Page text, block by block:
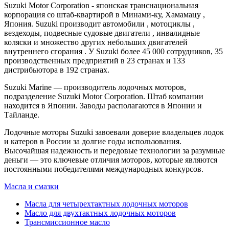
Suzuki Motor Corporation - японская транснациональная
корпорация со штаб-квартирой в Минами-ку, Хамамацу ,
Япония. Suzuki производит автомобили , мотоциклы ,
вездеходы, подвесные судовые двигатели , инвалидные
коляски и множество других небольших двигателей
внутреннего сгорания . У Suzuki более 45 000 сотрудников, 35
производственных предприятий в 23 странах и 133
дистрибьютора в 192 странах.
Suzuki Marine — производитель лодочных моторов,
подразделение Suzuki Motor Corporation. Штаб компании
находится в Японии. Заводы располагаются в Японии и
Тайланде.
Лодочные моторы Suzuki завоевали доверие владельцев лодок
и катеров в России за долгие годы использования.
Высочайшая надежность и передовые технологии за разумные
деньги — это ключевые отличия моторов, которые являются
постоянными победителями международных конкурсов.
Масла и смазки
Масла для четырехтактных лодочных моторов
Масло для двухтактных лодочных моторов
Трансмиссионное масло